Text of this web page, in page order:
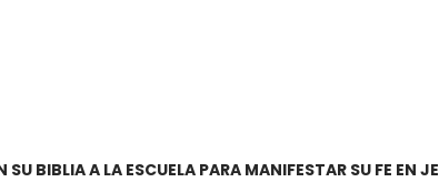
SU BIBLIA A LA ESCUELA PARA MANIFESTAR SU FE EN